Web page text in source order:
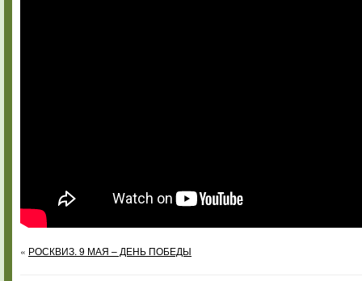
« РОСКВИЗ. 9 МАЯ – ДЕНЬ ПОБЕДЫ